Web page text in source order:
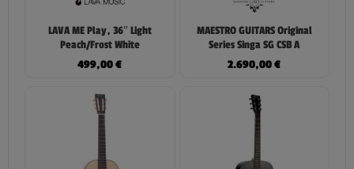
LAVA ME Play, 36″ Light
Peach/Frost White
499,00€
MAESTRO GUITARS Original
Series Singa SG CSB A
2.690,00€